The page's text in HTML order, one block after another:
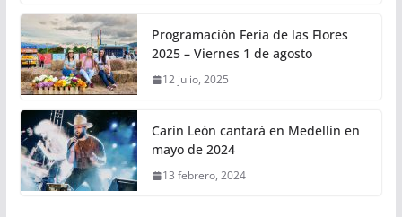
Programación Feria de las Flores
2025 – Viernes 1 de agosto
12 julio, 2025
Carin León cantará en Medellín en
mayo de 2024
13 febrero, 2024